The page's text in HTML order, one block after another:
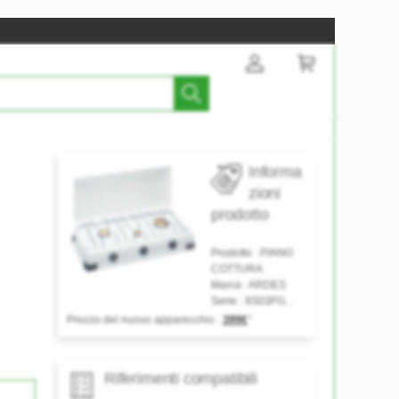
Informa
zioni
prodotto
Prodotto :
PIANO
COTTURA
Marca :
ARDES
Serie :
9S03FG...
Prezzo del nuovo apparecchio :
399€
Riferimenti compatibili